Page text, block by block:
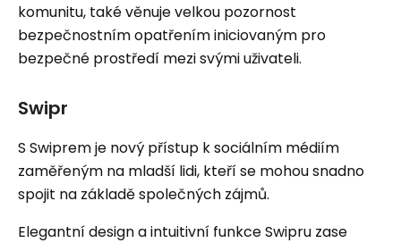
komunitu, také věnuje velkou pozornost
bezpečnostním opatřením iniciovaným pro
bezpečné prostředí mezi svými uživateli.
Swipr
S Swiprem je nový přístup k sociálním médiím
zaměřeným na mladší lidi, kteří se mohou snadno
spojit na základě společných zájmů.
Elegantní design a intuitivní funkce Swipru zase